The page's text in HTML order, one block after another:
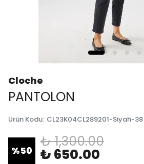
Cloche
PANTOLON
Ürün Kodu: CL23K04CL289201-Siyah-38
%50
₺ 1,300.00
₺ 650.00